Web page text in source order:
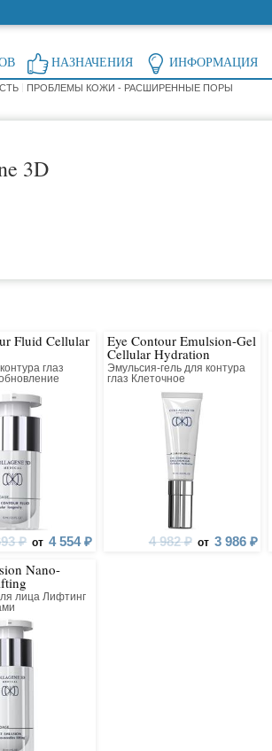
НАЗНАЧЕНИЯ ИНФОРМАЦИЯ
ПРОБЛЕМЫ КОЖИ - РАСШИРЕННЫЕ ПОРЫ
3D
Fluid Cellular
глаз
₽ от 4 554 ₽
Eye Contour Emulsion-Gel
Cellular Hydration
Эмульсия-гель для контура
глаз Клеточное
восстановление
4 982 ₽ от 3 986 ₽
Nano-
лица Лифтинг